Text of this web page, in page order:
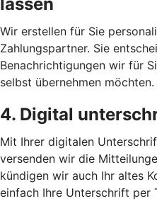
Wir erstellen für Sie
Zahlungspartner. Sie
Benachrichtigungen wir für
selbst übernehmen möchten.
4. Digital
Mit Ihrer digitalen
versenden wir die
kündigen wir auch Ihr altes
einfach Ihre Unterschrift per